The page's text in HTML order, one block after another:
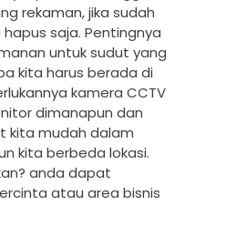
rekaman, jika sudah
saja. Pentingnya
untuk sudut yang
kita harus berada di
kamera CCTV
dimanapun dan
kita mudah dalam
kita berbeda lokasi.
anda dapat
atau area bisnis